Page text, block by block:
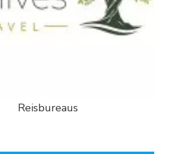
Reisbureaus